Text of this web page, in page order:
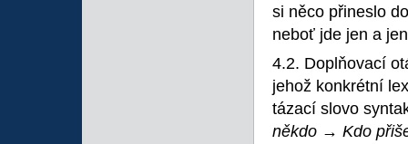
si něco přineslo
neboť jde jen a
4.2. Doplňovací
jehož konkrétní
tázací slovo
někdo → Kdo